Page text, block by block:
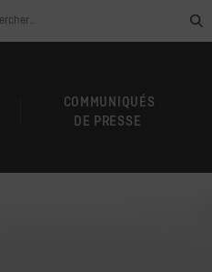
COMMUNIQUÉS
DE PRESSE